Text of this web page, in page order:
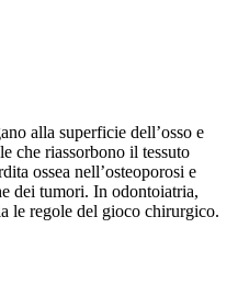
alla superficie dell’osso e
che riassorbono il tessuto
ossea nell’osteoporosi e
dei tumori. In odontoiatria,
le regole del gioco chirurgico.